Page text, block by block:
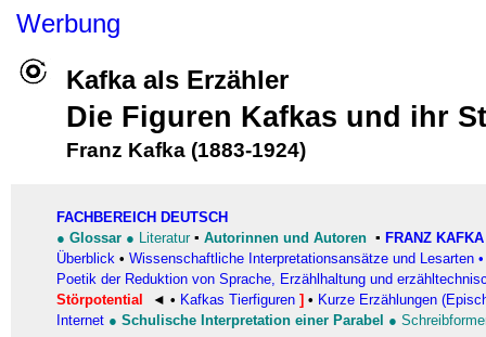
Werbung
Kafka als Erzähler
Die Figuren Kafkas und ihr
Franz Kafka (1883-1924)
FACHBEREICH DEUTSCH
● Glossar ● Literatur ▪ Autorinnen und Autoren ▪ FRANZ KAFKA
Überblick • Wissenschaftliche Interpretationsansätze und Lesarten •
Poetik der Reduktion von Sprache, Erzählhaltung und
Störpotential
◄ • Kafkas Tierfiguren ] • Kurze Erzählungen
Internet ● Schulische Interpretation einer Parabel ●